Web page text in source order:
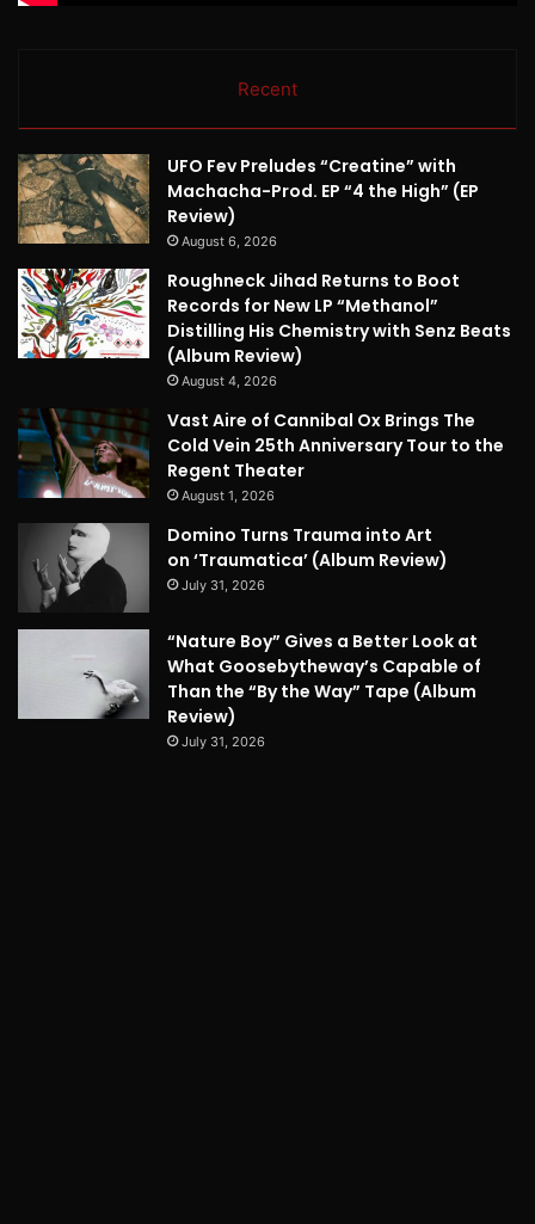
Recent
UFO Fev Preludes “Creatine” with
Machacha-Prod. EP “4 the High” (EP
Review)
August 6, 2026
Roughneck Jihad Returns to Boot
Records for New LP “Methanol”
Distilling His Chemistry with Senz Beats
(Album Review)
August 4, 2026
Vast Aire of Cannibal Ox Brings The
Cold Vein 25th Anniversary Tour to the
Regent Theater
August 1, 2026
Domino Turns Trauma into Art
on ‘Traumatica’ (Album Review)
July 31, 2026
“Nature Boy” Gives a Better Look at
What Goosebytheway’s Capable of
Than the “By the Way” Tape (Album
Review)
July 31, 2026